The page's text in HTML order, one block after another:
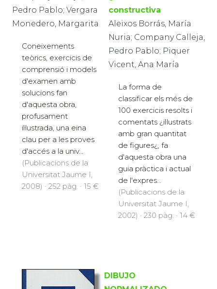
Pedro Pablo; Vergara
Monedero, Margarita
Coneixements
teòrics, exercicis de
comprensió i models
d'examen amb
solucions fan
d'aquesta obra,
profusament
il·lustrada, una eina
clau per a les proves
d'accés a la univ...
(Publicacions de la
Universitat Jaume I,
2008) · 252 pàg. · 15 €
constructiva
Aleixos Borrás, María
Nuria; Company Calleja,
Pedro Pablo; Piquer
Vicent, Ana María
La forma de
classificar els més de
100 exercicis resolts i
comentats ¿il·lustrats
amb gran quantitat
de figures¿, fa
d'aquesta obra una
guia pràctica i actual
de l'expres...
(Publicacions de la
Universitat Jaume I,
2002) · 230 pàg. · 14 €
DIBUJO